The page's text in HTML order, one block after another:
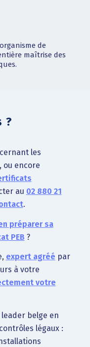
de
maîtrise des
?
les
ou encore
au 02 880 21
.
préparer sa
PEB ?
expert agréé par
à votre
votre
leader belge en
légaux :